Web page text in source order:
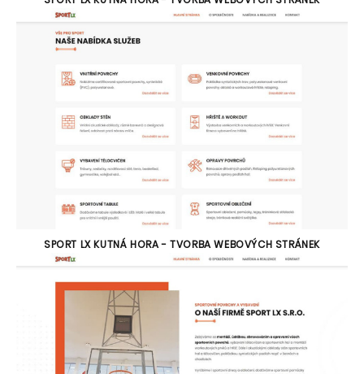
SPORT LX KUTNÁ HORA - TVORBA WEBOVÝCH STRÁNEK